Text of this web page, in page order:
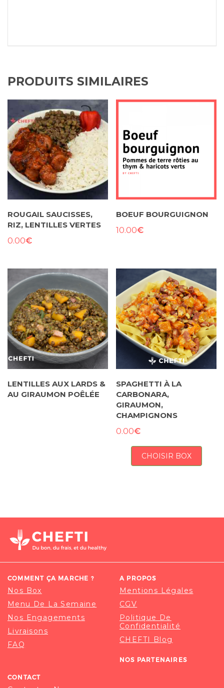
PRODUITS SIMILAIRES
ROUGAIL SAUCISSES,
RIZ, LENTILLES VERTES
0.00€
BOEUF BOURGUIGNON
10.00€
LENTILLES AUX LARDS &
AU GIRAUMON POÊLÉE
SPAGHETTI À LA
CARBONARA,
GIRAUMON,
CHAMPIGNONS
0.00€
CHOISIR BOX
COMMENT ÇA MARCHE ?
Nos Box
Menu De La Semaine
Nos Engagements
Livraisons
FAQ
A PROPOS
Mentions Légales
CGV
Politique De
Confidentialité
CHEFTI Blog
NOS PARTENAIRES
CONTACT